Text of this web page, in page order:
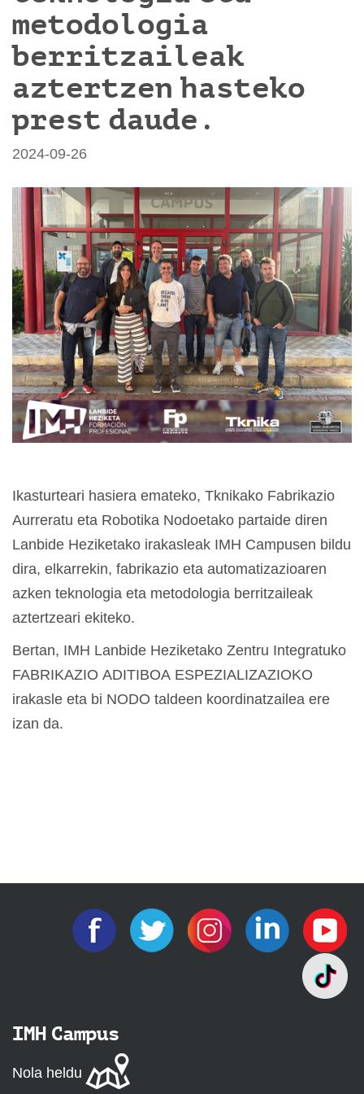
metodologia
berritzaileak
aztertzen hasteko
prest daude.
2024-09-26
Ikasturteari hasiera emateko, Tknikako Fabrikazio
Aurreratu eta Robotika Nodoetako partaide diren
Lanbide Heziketako irakasleak IMH Campusen bildu
dira, elkarrekin, fabrikazio eta automatizazioaren
azken teknologia eta metodologia berritzaileak
aztertzeari ekiteko.
Bertan, IMH Lanbide Heziketako Zentru Integratuko
FABRIKAZIO ADITIBOA ESPEZIALIZAZIOKO
irakasle eta bi NODO taldeen koordinatzailea ere
izan da.
IMH Campus
Nola heldu